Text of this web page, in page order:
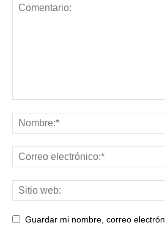
Guardar mi nombre, correo